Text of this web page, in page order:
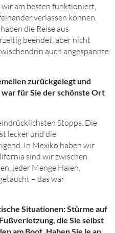
am besten funktioniert,
verlassen können.
die Reise aus
beendet, aber nicht
auch angespannte
zurückgelegt und
war für Sie der schönste Ort
Stopps. Die
lecker und die
In Mexiko haben wir
sind wir zwischen
jeder Menge Haien,
– das war
Situationen: Stürme auf
die Sie selbst